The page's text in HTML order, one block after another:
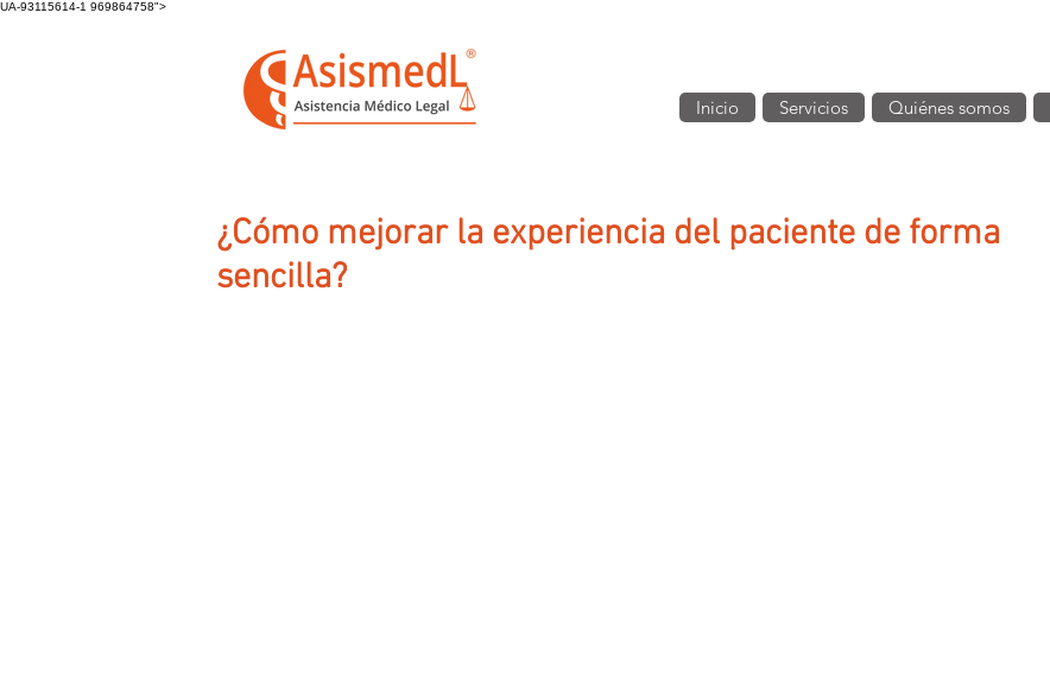
UA-93115614-1 969864758">
Inicio Servicios Quiénes somos
¿Cómo mejorar la experiencia del paciente de forma
sencilla?